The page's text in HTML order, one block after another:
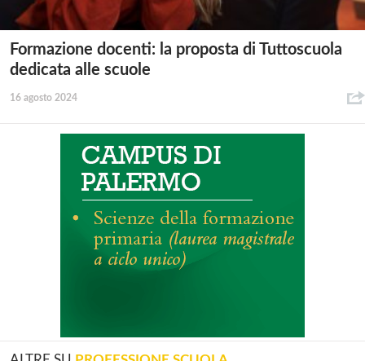
Formazione docenti: la proposta di Tuttoscuola
dedicata alle scuole
16 agosto 2024